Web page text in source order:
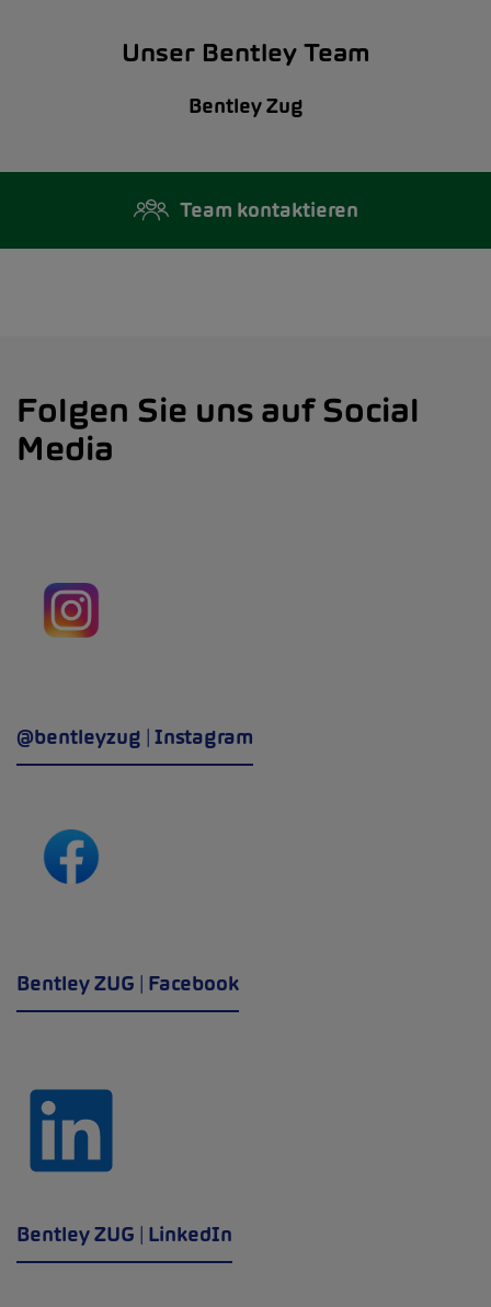
Unser Bentley Team
Bentley Zug
Team kontaktieren
Folgen Sie uns auf Social
Media
@bentleyzug | Instagram
Bentley ZUG | Facebook
Bentley ZUG | LinkedIn